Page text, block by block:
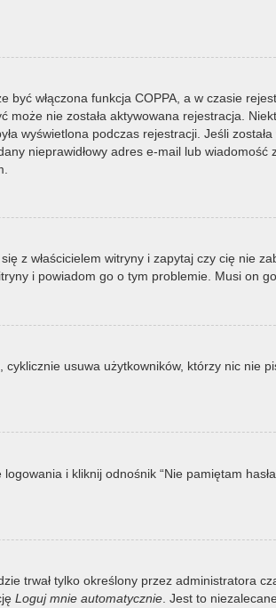
włączona funkcja COPPA, a w czasie
może nie została aktywowana rejestracja.
wyświetlona podczas rejestracji. Jeśli została
nieprawidłowy adres e-mail lub wiadomość
z właścicielem witryny i zapytaj czy cię nie
i powiadom go o tym problemie. Musi on
usuwa użytkowników, którzy nic nie
i kliknij odnośnik “Nie pamiętam
trwał tylko określony przez administratora
Loguj mnie automatycznie. Jest to